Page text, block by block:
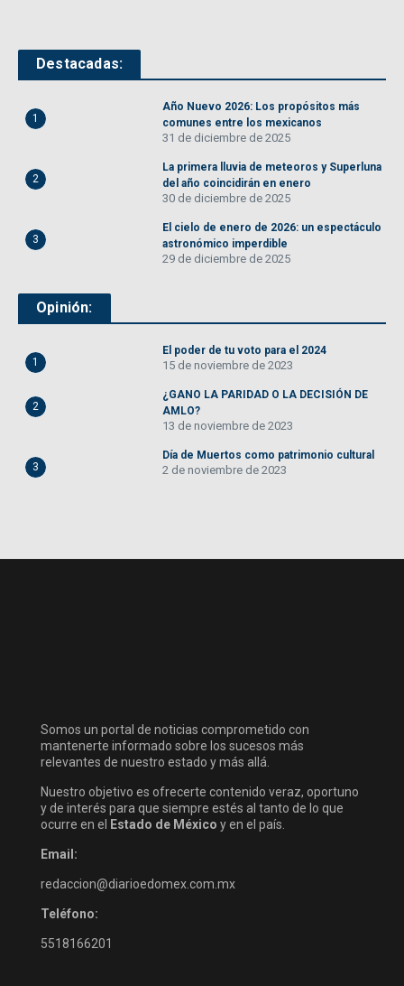
Destacadas:
1
Año Nuevo 2026: Los propósitos más
comunes entre los mexicanos
31 de diciembre de 2025
2
La primera lluvia de meteoros y Superluna
del año coincidirán en enero
30 de diciembre de 2025
3
El cielo de enero de 2026: un espectáculo
astronómico imperdible
29 de diciembre de 2025
Opinión:
1
El poder de tu voto para el 2024
15 de noviembre de 2023
2
¿GANO LA PARIDAD O LA DECISIÓN DE
AMLO?
13 de noviembre de 2023
3
Día de Muertos como patrimonio cultural
2 de noviembre de 2023
Somos un portal de noticias comprometido con
mantenerte informado sobre los sucesos más
relevantes de nuestro estado y más allá.
Nuestro objetivo es ofrecerte contenido veraz, oportuno
y de interés para que siempre estés al tanto de lo que
ocurre en el
Estado de México y en el país.
Email:
redaccion@diarioedomex.com.mx
Teléfono:
5518166201